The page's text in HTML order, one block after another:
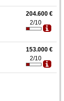
204.600 €
2/10
153.000 €
2/10